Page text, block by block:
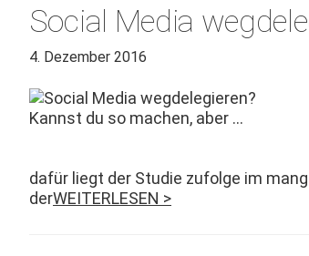
Social Media
4. Dezember 2016
dafür liegt der Studie zufolge im
derWEITERLESEN >